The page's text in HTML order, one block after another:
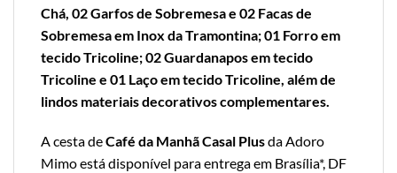
Chá, 02 Garfos de Sobremesa e 02 Facas de
Sobremesa em Inox da Tramontina; 01 Forro em
tecido Tricoline; 02 Guardanapos em tecido
Tricoline e 01 Laço em tecido Tricoline, além de
lindos materiais decorativos complementares.
A cesta deCafé da Manhã Casal Plusda Adoro
Mimo está disponível para entrega em Brasília*, DF